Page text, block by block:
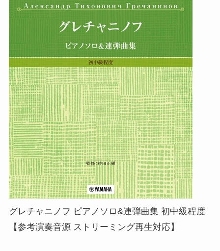
グレチャニノフ ピアノソロ&連弾曲集 初中級程度
【参考演奏音源 ストリーミング再生対応】